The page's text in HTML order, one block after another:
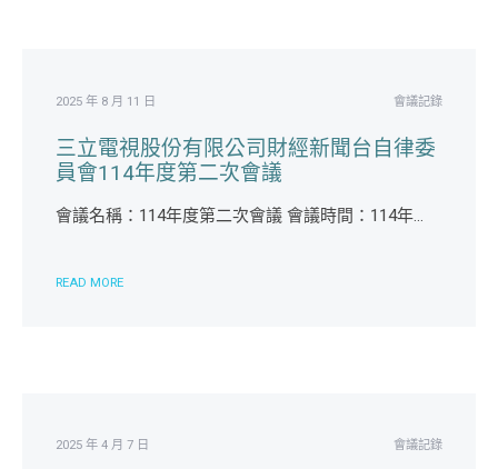
2025 年 8 月 11 日 會議記錄
三立電視股份有限公司財經新聞台自律委
員會114年度第二次會議
會議名稱：114年度第二次會議 會議時間：114年...
READ MORE
2025 年 4 月 7 日 會議記錄